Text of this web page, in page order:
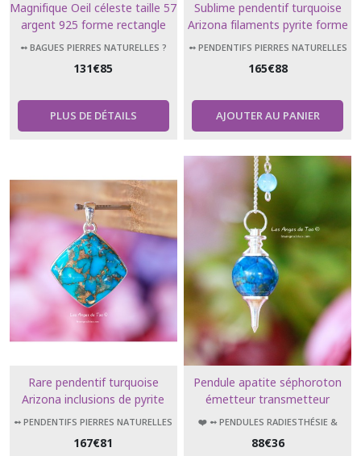
Magnifique Oeil céleste taille 57
argent 925 forme rectangle
obsidienne
➻ BAGUES PIERRES NATURELLES ?
131€85
PLUS DE DÉTAILS
Sublime pendentif turquoise
Arizona filaments pyrite forme
ronde
➻ PENDENTIFS PIERRES NATURELLES
165€88
AJOUTER AU PANIER
Rare pendentif turquoise
Arizona inclusions de pyrite
➻ PENDENTIFS PIERRES NATURELLES
167€81
Pendule apatite séphoroton
émetteur transmetteur
❤️ ➻ PENDULES RADIESTHÉSIE &
88€36